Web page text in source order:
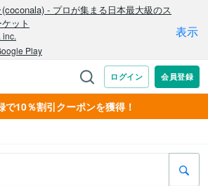
で10％割引クーポンを獲得！